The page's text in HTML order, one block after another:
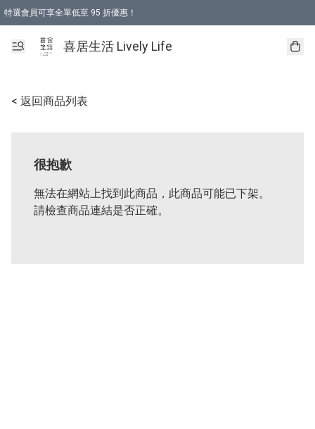
特選會員可享全單低至 95 折優惠！
購物折後滿$600免運費優惠 (減價貨品除外）
購物折後滿$320 即可免費於「順豐站」或「順豐智能櫃」自提點取貨 （冷凍食品
喜居生活 Lively Life
< 返回商品列表
很抱歉
無法在網站上找到此商品，此商品可能已下架。
請檢查商品連結是否正確。